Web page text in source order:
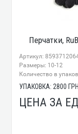
Перчатки,
Артикул:
Размеры: 10-12
Количество в
УПАКОВКА: 2800 ГРН.
ЦЕНА ЗА